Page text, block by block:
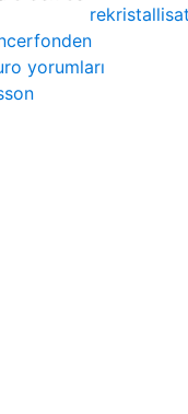
yorumları